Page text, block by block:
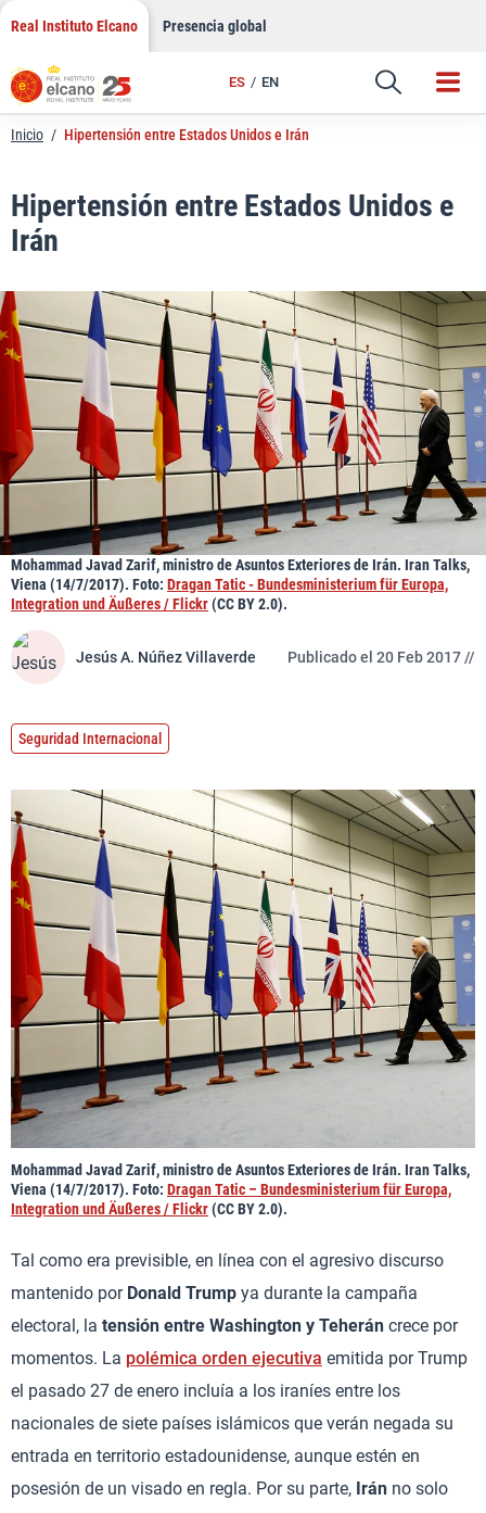
Saltar
contenido
Real Instituto Elcano Presencia global
ES EN
Enlace
Inicio / Hipertensión entre Estados Unidos e Irán
Hipertensión entre Estados Unidos e
Irán
Mohammad Javad Zarif, ministro de Asuntos Exteriores de Irán. Iran Talks,
Viena (14/7/2017). Foto: Dragan Tatic - Bundesministerium für Europa,
Integration und Äußeres / Flickr(CC BY 2.0).
Jesús A. Núñez Villaverde Publicado el 20 Feb 2017 //
Seguridad Internacional
Mohammad Javad Zarif, ministro de Asuntos Exteriores de Irán. Iran Talks,
Viena (14/7/2017). Foto: Dragan Tatic – Bundesministerium für Europa,
Integration und Äußeres / Flickr(CC BY 2.0).
Tal como era previsible, en línea con el agresivo discurso
mantenido por Donald Trump ya durante la campaña
electoral, la tensión entre Washington y Teherán crece por
momentos. La polémica orden ejecutiva emitida por Trump
el pasado 27 de enero incluía a los iraníes entre los
nacionales de siete países islámicos que verán negada su
entrada en territorio estadounidense, aunque estén en
posesión de un visado en regla. Por su parte, Irán no solo